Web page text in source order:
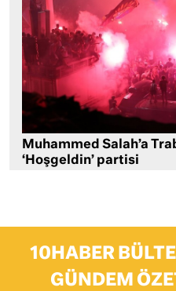
Muhammed Salah’a
‘Hoşgeldin’ partisi
10HABER
GÜNDEM